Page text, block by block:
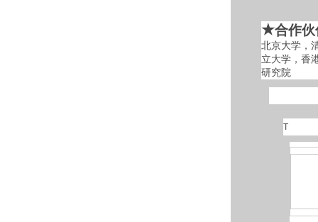
★合作伙
北京大学，
立大学，香
研究院
T